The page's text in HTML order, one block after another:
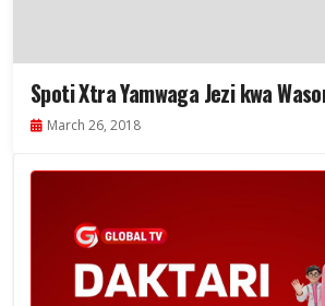
Spoti Xtra Yamwaga Jezi kwa
March 26, 2018